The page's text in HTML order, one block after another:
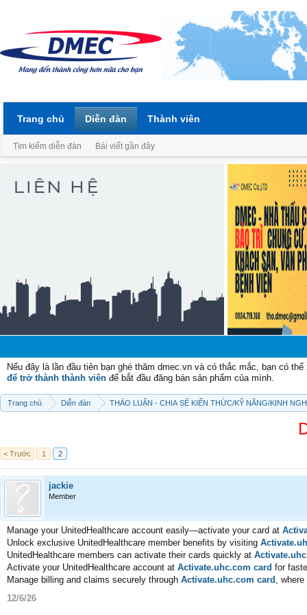
Nếu đây là lần đầu tiên bạn ghé thăm dmec.vn và có thắc mắc, bạn có
để trở thành thành viên để bắt đầu đăng bán sản phẩm của mình.
Trang chủ Diễn đàn THẢO LUẬN - CHIA SẼ KIẾN THỨC/KỸ NĂNG/KINH
< Trước 1 2
jackie
Member
Manage your UnitedHealthcare account easily—activate your card at
Unlock exclusive UnitedHealthcare member benefits by visiting
UnitedHealthcare members can activate their cards quickly at
Activate your UnitedHealthcare account at Activate.uhc.com card for
Manage billing and claims securely through Activate.uhc.com card ,
12/6/26
Trang chủ Diễn đàn
Tìm kiếm diễn đàn Bài viết gần đây
Thành viên